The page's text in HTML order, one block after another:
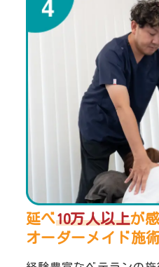
延べ10万人以上が
オーダーメイド施